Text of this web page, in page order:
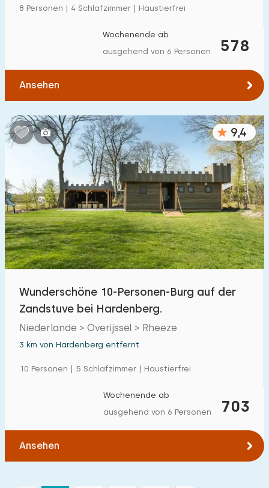
8 Personen | 4 Schlafzimmer | Haustierfrei
578
Wochenende ab
ausgehend von 6 Personen
Ansehen
9,4
Wunderschöne 10-Personen-Burg auf der
Zandstuve bei Hardenberg.
Niederlande > Overijssel > Rheeze
3 km von Hardenberg entfernt
10 Personen | 5 Schlafzimmer | Haustierfrei
703
Wochenende ab
ausgehend von 6 Personen
Ansehen